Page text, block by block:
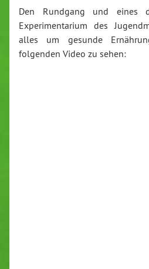
Den Rundgang und eines
Experimentarium des
alles um gesunde
folgenden Video zu sehen: